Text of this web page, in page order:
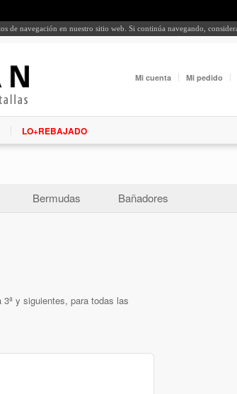
de navegación en nuestro sitio web. Si continúa navegando,
Mi cuenta Mi pedido
LO+REBAJADO
Bermudas Bañadores
y siguientes, para todas las